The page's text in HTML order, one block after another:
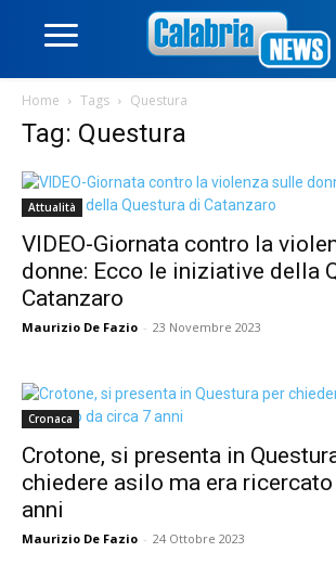
Home Tags Questura
Tag: Questura
Attualità
VIDEO-Giornata contro la
donne: Ecco le iniziative della
Catanzaro
Maurizio De Fazio - 23 Novembre 2023
Cronaca
Crotone, si presenta in
chiedere asilo ma era
anni
Maurizio De Fazio - 24 Ottobre 2023